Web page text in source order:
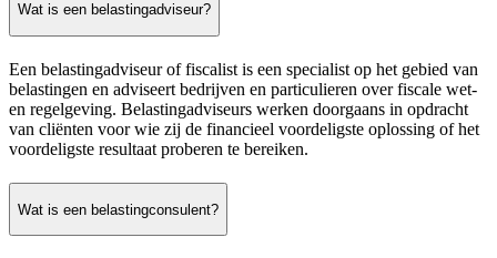
Wat is een belastingadviseur?
Een belastingadviseur of fiscalist is een specialist op het gebied van
belastingen en adviseert bedrijven en particulieren over fiscale wet-
en regelgeving. Belastingadviseurs werken doorgaans in opdracht
van cliënten voor wie zij de financieel voordeligste oplossing of het
voordeligste resultaat proberen te bereiken.
Wat is een belastingconsulent?